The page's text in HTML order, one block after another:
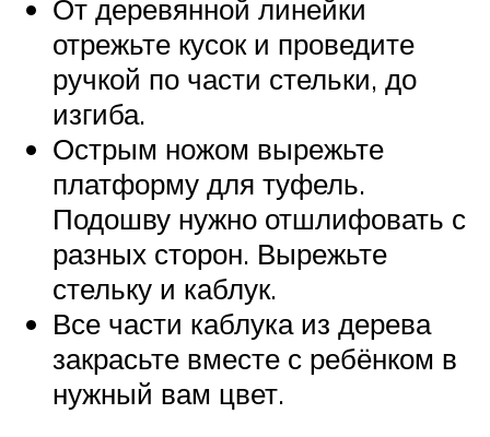
От деревянной линейки
отрежьте кусок и проведите
ручкой по части стельки, до
изгиба.
Острым ножом вырежьте
платформу для туфель.
Подошву нужно отшлифовать с
разных сторон. Вырежьте
стельку и каблук.
Все части каблука из дерева
закрасьте вместе с ребёнком в
нужный вам цвет.